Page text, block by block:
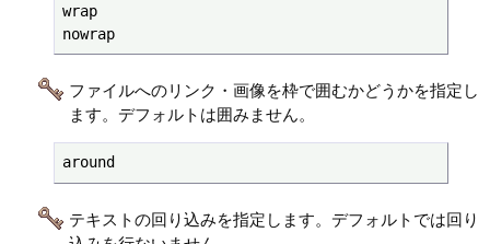
wrap
nowrap
ファイルへのリンク・画像を枠で囲むかどうかを指定し
ます。デフォルトは囲みません。
around
テキストの回り込みを指定します。デフォルトでは回り